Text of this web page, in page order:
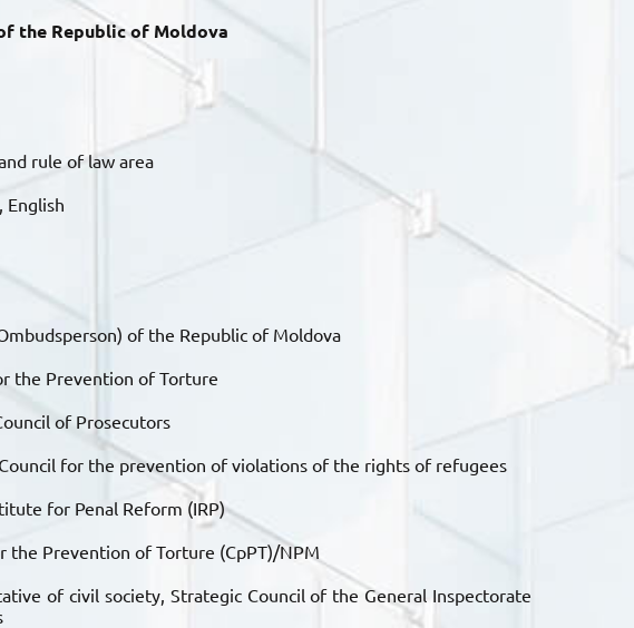
the Republic of Moldova
rule of law area
English
of the Republic of Moldova
the Prevention of Torture
of Prosecutors
for the prevention of violations of the rights of refugees
for Penal Reform (IRP)
the Prevention of Torture (CpPT)/NPM
of civil society, Strategic Council of the General Inspectorate